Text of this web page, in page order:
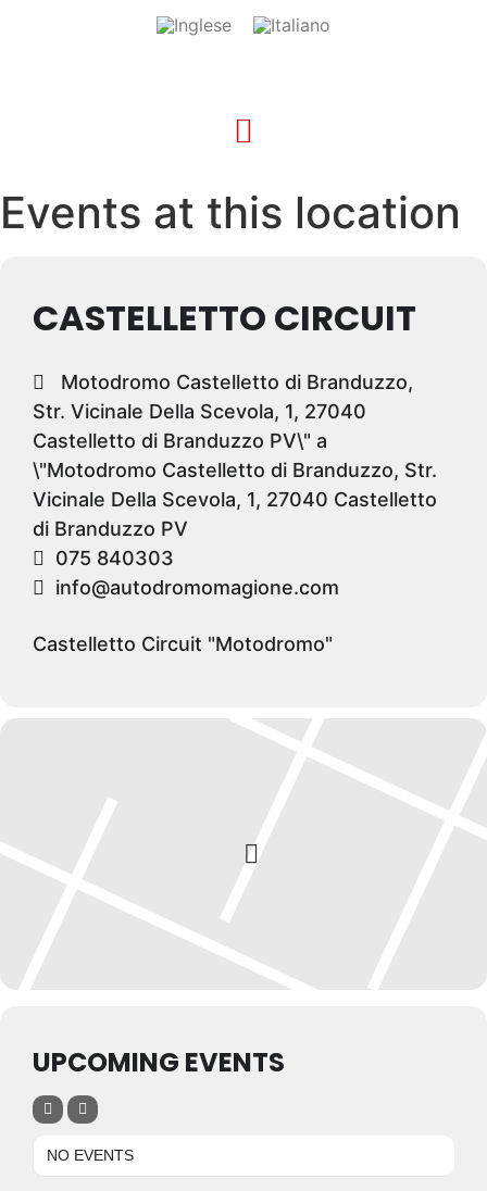
Events at this location
CASTELLETTO CIRCUIT
Motodromo Castelletto di Branduzzo,
Str. Vicinale Della Scevola, 1, 27040
Castelletto di Branduzzo PV\" a
\"Motodromo Castelletto di Branduzzo, Str.
Vicinale Della Scevola, 1, 27040 Castelletto
di Branduzzo PV
075 840303
info@autodromomagione.com
Castelletto Circuit "Motodromo"
UPCOMING EVENTS
NO EVENTS